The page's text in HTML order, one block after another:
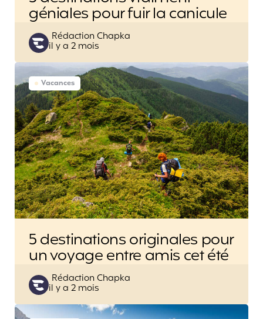
géniales pour fuir la canicule
Posted
by
Rédaction Chapka
il y a 2 mois
Vacances
5 destinations originales pour
un voyage entre amis cet été
Posted
by
Rédaction Chapka
il y a 2 mois